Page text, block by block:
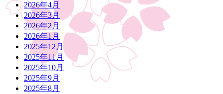
送
2026年4月
2026年3月
2026年2月
2026年1月
2025年12月
2025年11月
2025年10月
2025年9月
2025年8月